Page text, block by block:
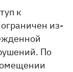
к
из-
По